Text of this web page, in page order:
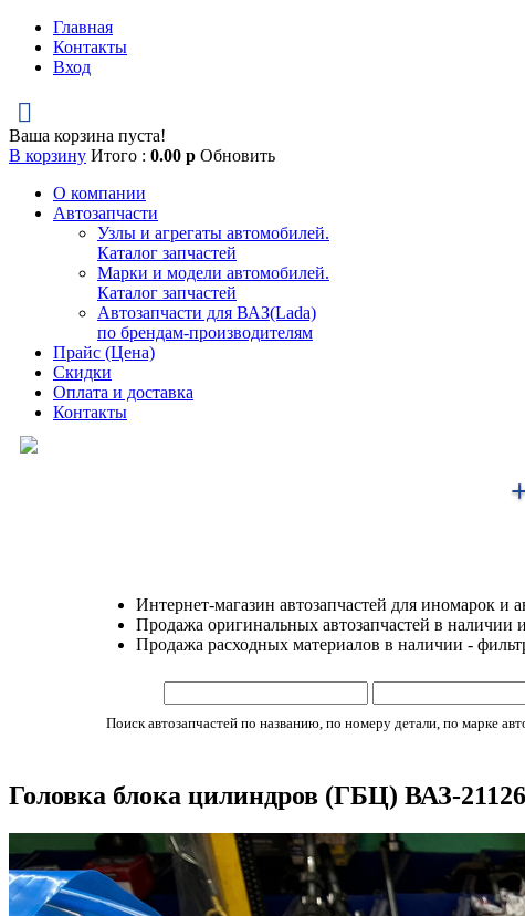
Главная
Контакты
Вход
Ваша корзина пуста!
В корзину Итого : 0.00 р Обновить
О компании
Автозапчасти
Узлы и агрегаты автомобилей.
Каталог запчастей
Марки и модели автомобилей.
Каталог запчастей
Автозапчасти для ВАЗ(Lada)
по брендам-производителям
Прайс (Цена)
Скидки
Оплата и доставка
Контакты
Интернет-магазин автозапчастей для иномарок
Продажа оригинальных автозапчастей в наличии
Продажа расходных материалов в наличии -
Поиск автозапчастей по названию, по номеру детали, по марке
Головка блока цилиндров (ГБЦ) ВАЗ-